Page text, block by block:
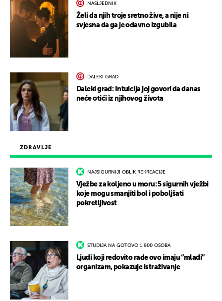
ZDRAVLJE
NAJSIGURNIJI OBLIK REKREACIJE
Vježbe za koljeno u moru: 5 sigurnih vježbi
koje mogu smanjiti bol i poboljšati
pokretljivost
STUDIJA NA GOTOVO 1.900 OSOBA
Ljudi koji redovito rade ovo imaju “mlađi”
organizam, pokazuje istraživanje
NASLJEDNIK
Želi da njih troje sretno žive, a nije ni
svjesna da ga je odavno izgubila
DALEKI GRAD
Daleki grad: Intuicija joj govori da danas
neće otići iz njihovog života